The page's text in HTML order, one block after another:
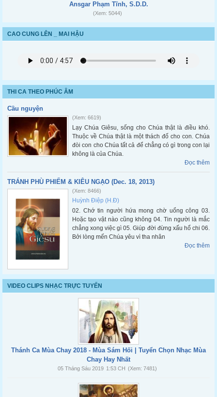
Ansgar Phạm Tĩnh, S.D.D.
(Xem: 5044)
CAO CUNG LÊN _ MAI HẬU
THI CA THEO PHÚC ÂM
Cầu nguyện
(Xem: 6619)
Lạy Chúa Giêsu, sống cho Chúa thật là điều khó.
Thuộc về Chúa thật là một thách đố cho con. Chúa
đòi con cho Chúa tất cả để chẳng có gì trong con lại
không là của Chúa.
Đọc thêm
TRÁNH PHÙ PHIẾM & KIÊU NGẠO (Dec. 18, 2013)
(Xem: 8466)
Huỳnh Điệp (H.Đ)
02. Chớ tin người hứa mong chờ uổng công 03.
Hoặc tạo vật nào cũng không 04. Tin người là mắc
chẳng xong việc gì 05. Giúp đời đừng xấu hổ chi 06.
Bởi lòng mến Chúa yêu vì tha nhân
Đọc thêm
VIDEO CLIPS NHẠC TRỰC TUYẾN
Thánh Ca Mùa Chay 2018 - Mùa Sám Hối | Tuyển Chọn Nhạc Mùa
Chay Hay Nhất
05 Tháng Sáu 2019 1:53 CH (Xem: 7481)